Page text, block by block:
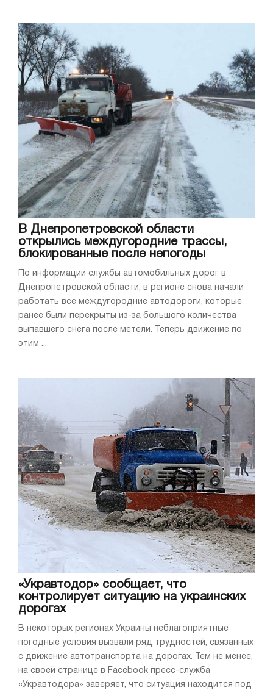
В Днепропетровской области
открылись междугородние трассы,
блокированные после непогоды
По информации службы автомобильных дорог в
Днепропетровской области, в регионе снова начали
работать все междугородние автодороги, которые
ранее были перекрыты из-за большого количества
выпавшего снега после метели. Теперь движение по
этим ...
«Укравтодор» сообщает, что
контролирует ситуацию на украинских
дорогах
В некоторых регионах Украины неблагоприятные
погодные условия вызвали ряд трудностей, связанных
с движение автотранспорта на дорогах. Тем не менее,
на своей странице в Facebook пресс-служба
«Укравтодора» заверяет, что ситуация находится под